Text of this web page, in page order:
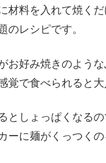
材料を入れて焼くだ
のレシピです。
お好み焼きのよう
覚で食べられると大
としょっぱくなるの
ーに麺がくっつくの